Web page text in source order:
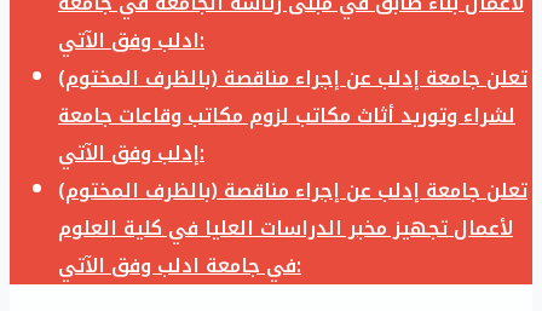
ادلب وفق الآتي:
تعلن جامعة إدلب عن إجراء مناقصة (بالظرف المختوم)
لشراء وتوريد أثاث مكاتب لزوم مكاتب وقاعات جامعة
إدلب وفق الآتي:
تعلن جامعة إدلب عن إجراء مناقصة (بالظرف المختوم)
لأعمال تجهيز مخبر الدراسات العليا في كلية العلوم
في جامعة ادلب وفق الآتي: